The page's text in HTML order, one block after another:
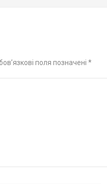
поля позначені *